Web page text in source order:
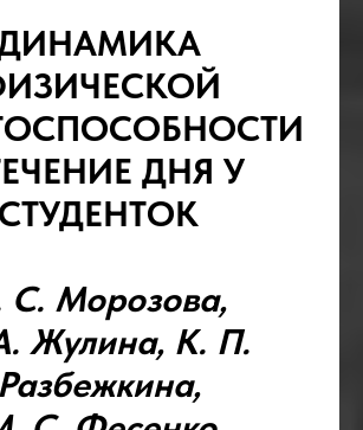
ДНЯ У
СТУДЕНТОК
С. Морозова,
Жулина, К. П.
Разбежкина,